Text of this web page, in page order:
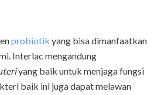
probiotik yang bisa dimanfaatkan
Interlac mengandung
yang baik untuk menjaga fungsi
baik ini juga dapat melawan